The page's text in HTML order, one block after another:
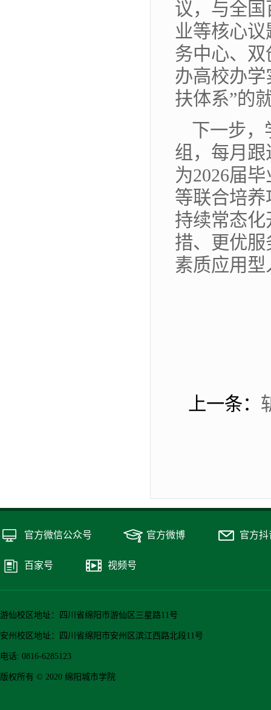
议，与全
业等核心
务中心、
办高校办
扶体系”的
下一步，
组，每月
为2026届
等联合培
持续常态
措、更优
素质应用型
上一条：
官方微信公众号 官方微博 官方抖
百家号 视频号
游仙校区地址：四川省绵阳市游仙区三星路11号
安州校区地址：四川省绵阳市安州区滨江西路北段11号
电话: 0816-6285123
版权所有 © 2020 绵阳城市学院